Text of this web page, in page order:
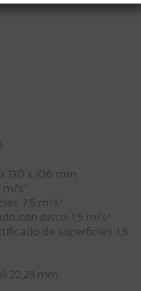
130 x 106 mm
s²
7,5 m/s²
con disco: 1,5 m/s²
de superficies: 1,5
22,23 mm